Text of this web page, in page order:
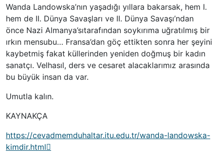
Wanda Landowska’nın yaşadığı yıllara bakarsak, hem I.
hem de II. Dünya Savaşları ve II. Dünya Savaşı’ndan
önce Nazi Almanya’sıtarafından soykırıma uğratılmış bir
ırkın mensubu… Fransa’dan göç ettikten sonra her şeyini
kaybetmiş fakat küllerinden yeniden doğmuş bir kadın
sanatçı. Velhasıl, ders ve cesaret alacaklarımız arasında
bu büyük insan da var.
Umutla kalın.
KAYNAKÇA
https://cevadmemduhaltar.itu.edu.tr/wanda-landowska-
kimdir.html